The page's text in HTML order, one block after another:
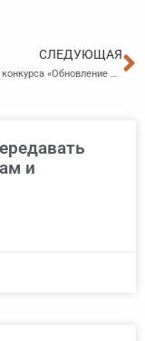
СЛЕДУЮЩАЯ
Победители конкурса «Обновление школьных пространств» получат краевые гранты
и